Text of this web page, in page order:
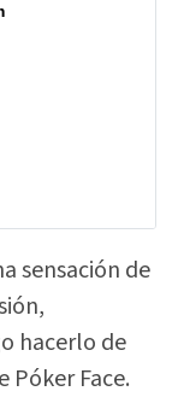
sensación de
hacerlo de
Face.